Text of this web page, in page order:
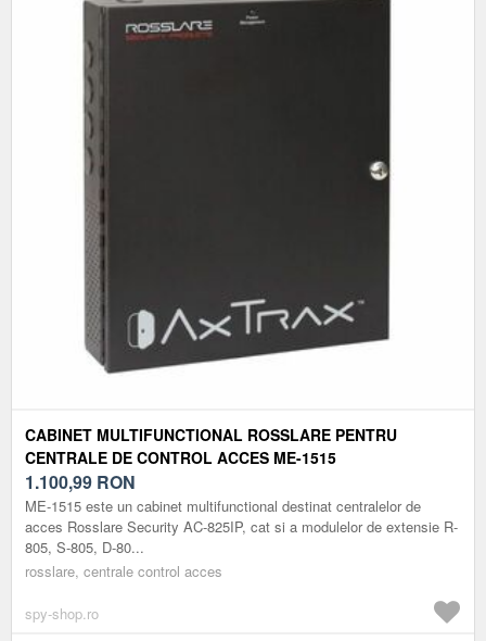
CABINET MULTIFUNCTIONAL ROSSLARE PENTRU
CENTRALE DE CONTROL ACCES ME-1515
1.100,99 RON
ME-1515 este un cabinet multifunctional destinat centralelor de
acces Rosslare Security AC-825IP, cat si a modulelor de extensie R-
805, S-805, D-80...
rosslare, centrale control acces
spy-shop.ro